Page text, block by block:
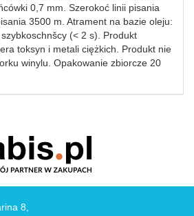
0,7 mm. Szerokoć linii pisania
3500 m. Atrament na bazie oleju:
(< 2 s). Produkt
toksyn i metali ciężkich. Produkt nie
winylu. Opakowanie zbiorcze 20
8,